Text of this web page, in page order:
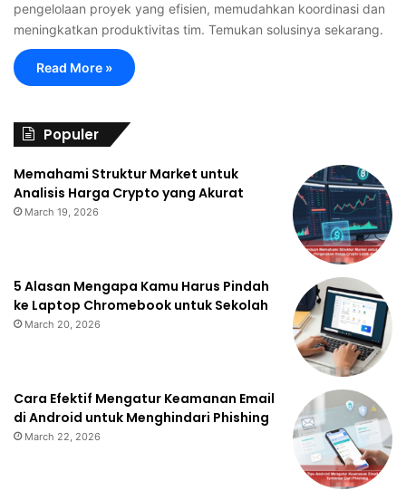
pengelolaan proyek yang efisien, memudahkan koordinasi dan
meningkatkan produktivitas tim. Temukan solusinya sekarang.
Read More »
Populer
Memahami Struktur Market untuk
Analisis Harga Crypto yang Akurat
March 19, 2026
5 Alasan Mengapa Kamu Harus Pindah
ke Laptop Chromebook untuk Sekolah
March 20, 2026
Cara Efektif Mengatur Keamanan Email
di Android untuk Menghindari Phishing
March 22, 2026